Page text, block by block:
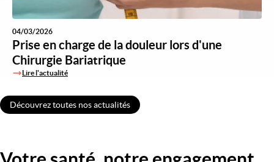
04/03/2026
Prise en charge de la douleur lors d'une
Chirurgie Bariatrique
Lire l'actualité
Découvrez toutes nos actualités